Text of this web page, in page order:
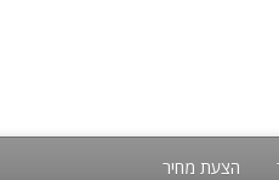
הצעת מחיר